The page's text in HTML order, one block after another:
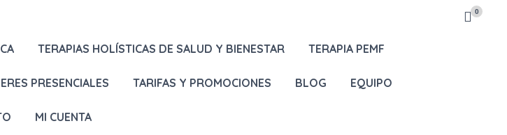
0
TERAPIAS HOLÍSTICAS DE SALUD Y BIENESTAR TERAPIA PEMF
PRESENCIALES TARIFAS Y PROMOCIONES BLOG EQUIPO
MI CUENTA